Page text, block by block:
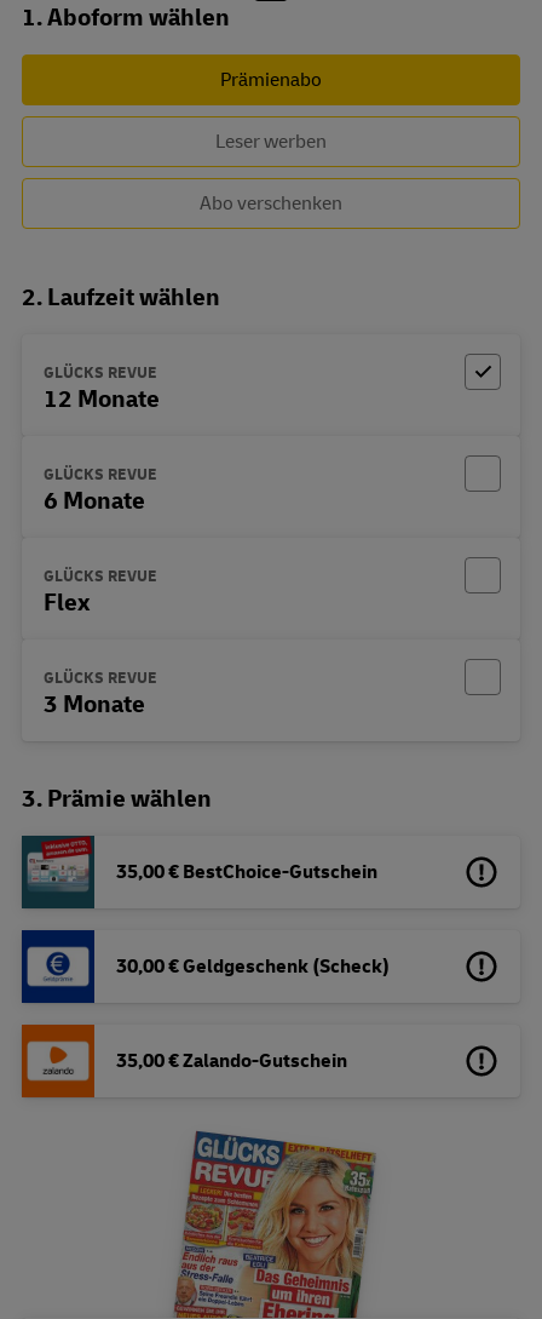
Abo zusammenstellen
1. Aboform wählen
Prämienabo
Leser werben
Abo verschenken
2. Laufzeit wählen
GLÜCKS REVUE
12 Monate
GLÜCKS REVUE
6 Monate
GLÜCKS REVUE
Flex
GLÜCKS REVUE
3 Monate
3. Prämie wählen
35,00 € BestChoice-Gutschein
30,00 € Geldgeschenk (Scheck)
35,00 € Zalando-Gutschein